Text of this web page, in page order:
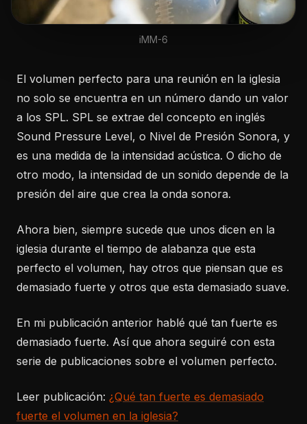
iMM-6
El volumen perfecto para una reunión en la iglesia
no solo se encuentra en un número dando un valor
a los SPL. SPL se extrae del concepto en inglés
Sound Pressure Level, o Nivel de Presión Sonora, y
es una medida de la intensidad acústica. O dicho de
otro modo, la intensidad de un sonido depende de la
presión del aire que crea la onda sonora.
Ahora bien, siempre sucede que unos dicen en la
iglesia durante el tiempo de alabanza que esta
perfecto el volumen, hay otros que piensan que es
demasiado fuerte y otros que esta demasiado suave.
En mi publicación anterior hablé qué tan fuerte es
demasiado fuerte. Así que ahora seguiré con esta
serie de publicaciones sobre el volumen perfecto.
Leer publicación: ¿Qué tan fuerte es demasiado
fuerte el volumen en la iglesia?